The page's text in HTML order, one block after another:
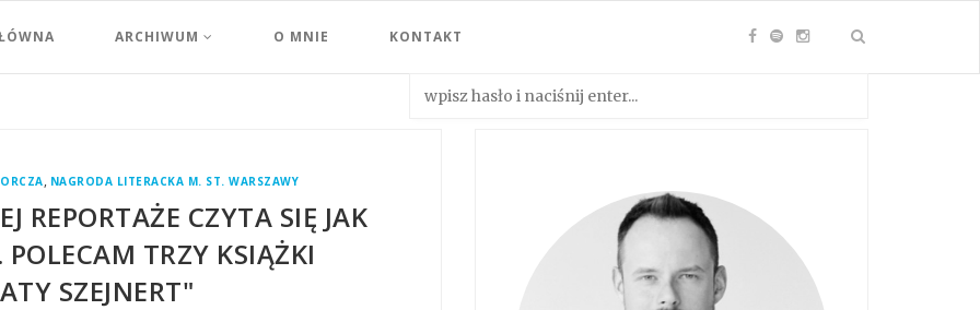
ARCHIWUM O MNIE KONTAKT
, NAGRODA LITERACKA M. ST. WARSZAWY
REPORTAŻE CZYTA SIĘ JAK
TRZY KSIĄŻKI
SZEJNERT"